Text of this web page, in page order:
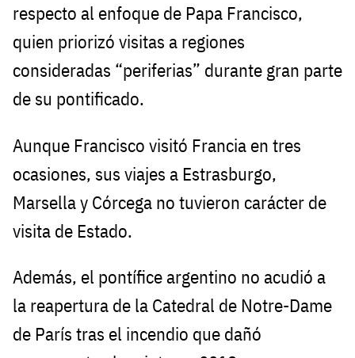
respecto al enfoque de Papa Francisco,
quien priorizó visitas a regiones
consideradas “periferias” durante gran parte
de su pontificado.
Aunque Francisco visitó Francia en tres
ocasiones, sus viajes a Estrasburgo,
Marsella y Córcega no tuvieron carácter de
visita de Estado.
Además, el pontífice argentino no acudió a
la reapertura de la Catedral de Notre-Dame
de París tras el incendio que dañó